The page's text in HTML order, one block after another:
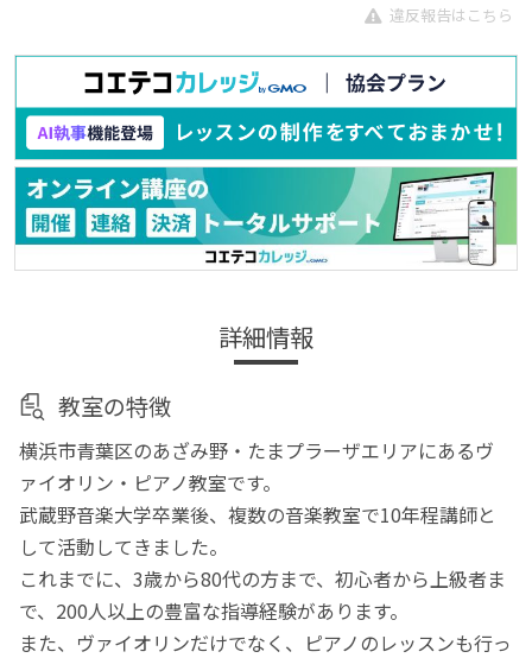
違反報告はこちら
詳細情報
教室の特徴
横浜市青葉区のあざみ野・たまプラーザエリアにあるヴ
ァイオリン・ピアノ教室です。
武蔵野音楽大学卒業後、複数の音楽教室で10年程講師と
して活動してきました。
これまでに、3歳から80代の方まで、初心者から上級者ま
で、200人以上の豊富な指導経験があります。
また、ヴァイオリンだけでなく、ピアノのレッスンも行っ